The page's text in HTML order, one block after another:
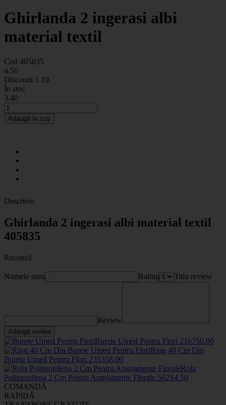
Ghirlanda 2 ingerasi albi
material textil
Cod 405835
4.50
Discount 1.10
În stoc
3.40
Adaugă în coș
Descriere
Ghirlanda 2 ingerasi albi material textil
405835
Recenzii
Numele meu Rating Titlu review
Review
Adaugă review
Burete Umed Pentru Flori 216750.00
Ring 40 Cm Din
Burete Umed Pentru Flori 235358.00
Rola
Polipropilena 2 Cm Pentru Aranjamente Florale 502S4.50
COMANDĂ
RAPIDĂ